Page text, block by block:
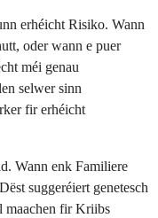
erhéicht Risiko. Wann
oder wann e puer
méi genau
selwer sinn
fir erhéicht
Wann enk Familiere
suggeréiert genetesch
maachen fir Kriibs